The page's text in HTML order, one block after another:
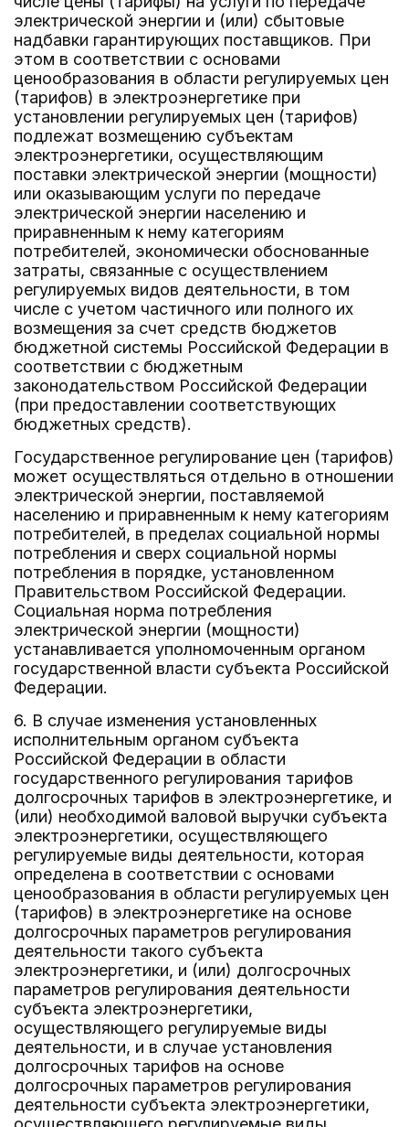
электрической энергии и (или) сбытовые
надбавки гарантирующих поставщиков. При
этом в соответствии с основами
ценообразования в области регулируемых цен
(тарифов) в электроэнергетике при
установлении регулируемых цен (тарифов)
подлежат возмещению субъектам
электроэнергетики, осуществляющим
поставки электрической энергии (мощности)
или оказывающим услуги по передаче
электрической энергии населению и
приравненным к нему категориям
потребителей, экономически обоснованные
затраты, связанные с осуществлением
регулируемых видов деятельности, в том
числе с учетом частичного или полного их
возмещения за счет средств бюджетов
бюджетной системы Российской Федерации в
соответствии с бюджетным
законодательством Российской Федерации
(при предоставлении соответствующих
бюджетных средств).
Государственное регулирование цен (тарифов)
может осуществляться отдельно в отношении
электрической энергии, поставляемой
населению и приравненным к нему категориям
потребителей, в пределах социальной нормы
потребления и сверх социальной нормы
потребления в порядке, установленном
Правительством Российской Федерации.
Социальная норма потребления
электрической энергии (мощности)
устанавливается уполномоченным органом
государственной власти субъекта Российской
Федерации.
6. В случае изменения установленных
исполнительным органом субъекта
Российской Федерации в области
государственного регулирования тарифов
долгосрочных тарифов в электроэнергетике, и
(или) необходимой валовой выручки субъекта
электроэнергетики, осуществляющего
регулируемые виды деятельности, которая
определена в соответствии с основами
ценообразования в области регулируемых цен
(тарифов) в электроэнергетике на основе
долгосрочных параметров регулирования
деятельности такого субъекта
электроэнергетики, и (или) долгосрочных
параметров регулирования деятельности
субъекта электроэнергетики,
осуществляющего регулируемые виды
деятельности, и в случае установления
долгосрочных тарифов на основе
долгосрочных параметров регулирования
деятельности субъекта электроэнергетики,